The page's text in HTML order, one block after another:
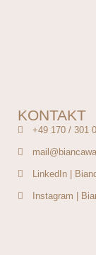
KONTAKT
+49 170 / 301
LinkedIn |
Instagram |